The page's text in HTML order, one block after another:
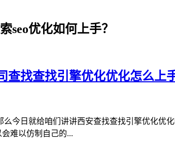
seo优化如何上手？
找查找引擎优化优化怎么上
今日就给咱们讲讲西安查找查找引擎优化优
难以仿制自己的...